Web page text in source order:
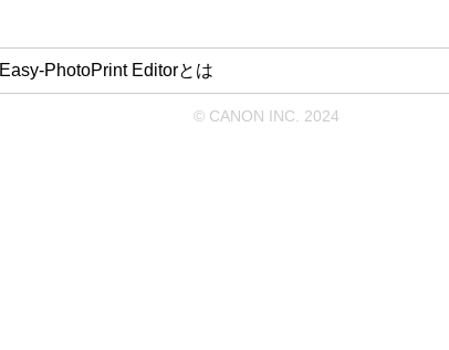
Easy-PhotoPrint Editorとは
© CANON INC. 2024